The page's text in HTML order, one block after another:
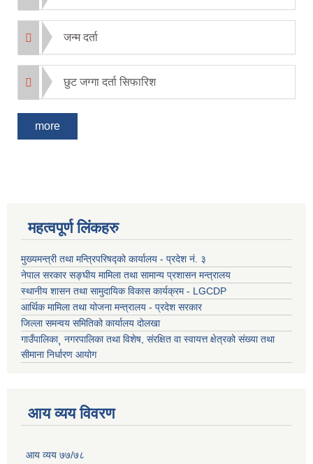
जन्म दर्ता
छुट जग्गा दर्ता सिफारिश
more
महत्वपूर्ण लिंकहरु
मुख्यमन्त्री तथा मन्त्रिपरिषद्को कार्यालय - प्रदेश नं. ३
नेपाल सरकार सङ्घीय मामिला तथा सामान्य प्रशासन मन्त्रालय
स्थानीय शासन तथा सामुदायिक विकास कार्यक्रम - LGCDP
आर्थिक मामिला तथा योजना मन्त्रालय - प्रदेश सरकार
जिल्ला समन्वय समितिको कार्यालय दोलखा
गाउँपालिका¸ नगरपालिका तथा विशेष, संरक्षित वा स्वायत्त क्षेत्रको संख्या तथा
सीमाना निर्धारण आयोग
आय व्यय विवरण
आय व्यय ७७/७८